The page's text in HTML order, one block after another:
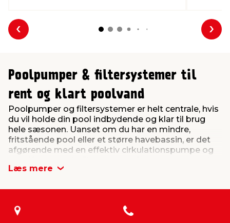
Forrige
Poolpumper & filtersystemer til
rent og klart poolvand
Poolpumper og filtersystemer er helt centrale, hvis
du vil holde din pool indbydende og klar til brug
hele sæsonen. Uanset om du har en mindre,
fritstående pool eller et større havebassin, er det
afgørende med en effektiv cirkulationspumpe og
for, at vandet konstant cirkulerer og bliver renset
badeoplevelse.
En poolpumpe – også kaldet en cirkulationspumpe
Læs mere